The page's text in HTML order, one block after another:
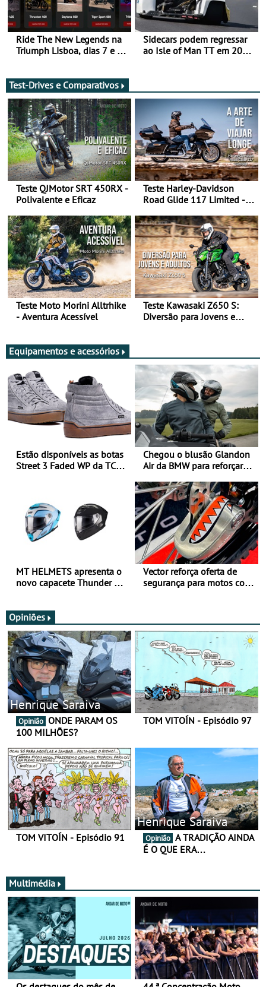
Ride The New Legends na
Triumph Lisboa, dias 7 e 8
Sidecars podem regressar
ao Isle of Man TT em 2027
Test-Drives e Comparativos
Teste QJMotor SRT 450RX -
Polivalente e Eficaz
Teste Harley-Davidson
Road Glide 117 Limited - A
Teste Moto Morini Alltrhike
- Aventura Acessível
Teste Kawasaki Z650 S:
Diversão para Jovens e
Equipamentos e acessórios
Estão disponíveis as botas
Street 3 Faded WP da TCX
Chegou o blusão Glandon
Air da BMW para reforçar
verão
MT HELMETS apresenta o
novo capacete Thunder 4 R
Vector reforça oferta de
segurança para motos com
Opiniões
Henrique Saraiva
Opinião
100 MILHÕES?
TOM VITOÍN - Episódio 97
TOM VITOÍN - Episódio 91
Henrique Saraiva
Opinião
É O QUE ERA…
Multimédia